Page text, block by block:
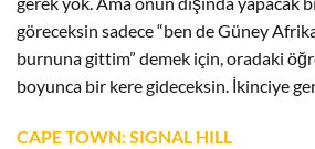
göreceksin sadece “ben de Güney
burnuna gittim” demek için, oradaki
boyunca bir kere gideceksin. İkinciye
CAPE TOWN: SIGNAL HILL